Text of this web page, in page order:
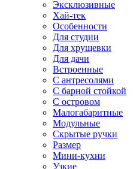
Эксклюзивные
Хай-тек
Особенности
Для студии
Для хрущевки
Для дачи
Встроенные
С антресолями
С барной стойкой
С островом
Малогабаритные
Модульные
Скрытые ручки
Размер
Мини-кухни
Узкие